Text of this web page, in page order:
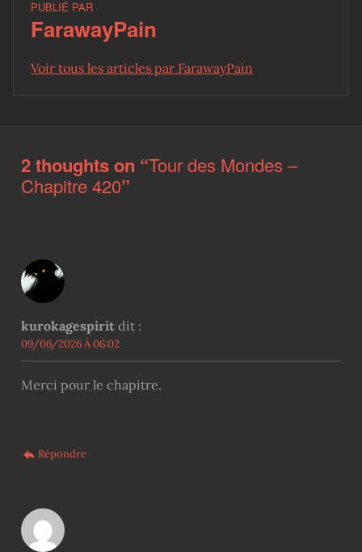
PUBLIÉ PAR
FarawayPain
Voir tous les articles par FarawayPain
2 thoughts on “Tour des Mondes –
Chapitre 420”
kurokagespirit dit :
09/06/2026 À 06:02
Merci pour le chapitre.
Répondre